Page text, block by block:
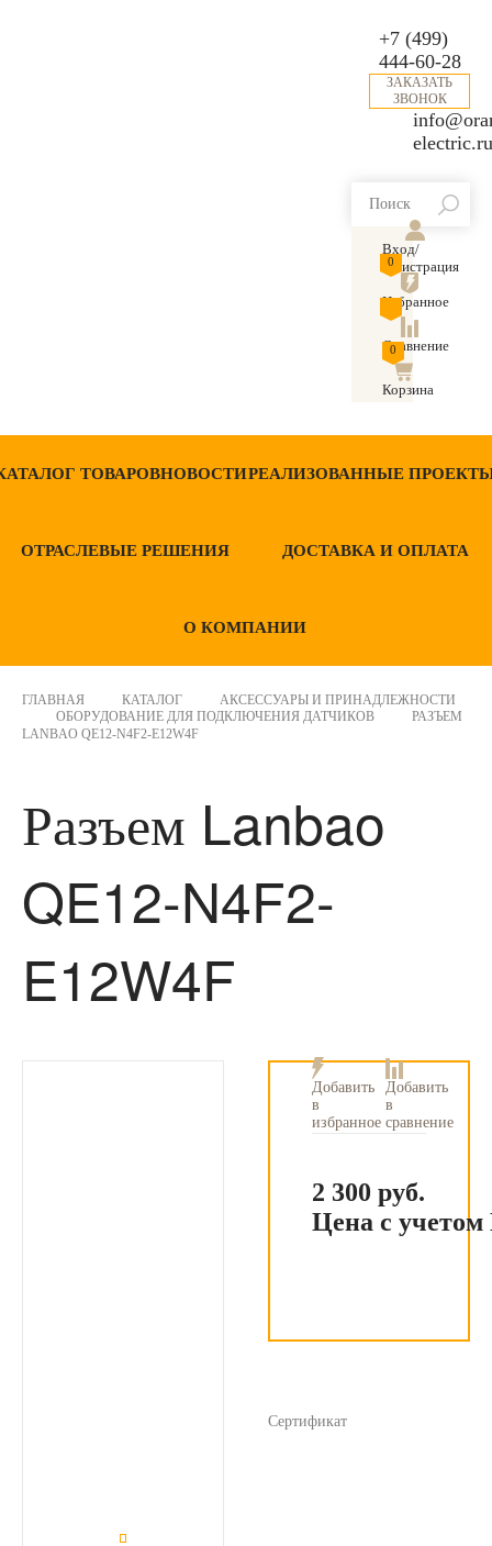
+7 (499)
444-60-28
ЗАКАЗАТЬ
ЗВОНОК
electric.ru
Вход/
Регистрация
0
Избранное
Сравнение
0
Корзина
ТОВАРОВНОВОСТИРЕАЛИЗОВАННЫЕ
ОТРАСЛЕВЫЕ РЕШЕНИЯ ДОСТАВКА И ОПЛАТА
О КОМПАНИИ
ГЛАВНАЯ КАТАЛОГ
АКСЕССУАРЫ И ПРИНАДЛЕЖНОСТИ
ОБОРУДОВАНИЕ ДЛЯ ПОДКЛЮЧЕНИЯ ДАТЧИКОВ
РАЗЪЕМ
LANBAO QE12-N4F2-E12W4F
Разъем Lanbao
QE12-N4F2-
E12W4F
Добавить
в
избранное
Добавить
в
сравнение
2 300 руб.
Цена с
Сертификат